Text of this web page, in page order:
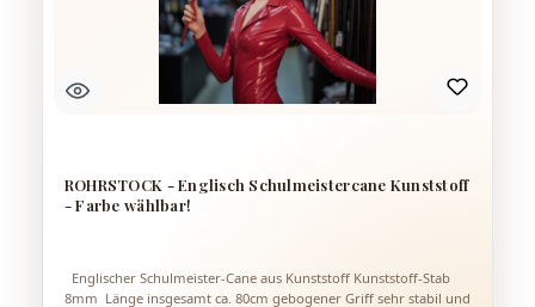
ROHRSTOCK - Englisch Schulmeistercane Kunststoff
- Farbe wählbar!
Englischer Schulmeister-Cane aus Kunststoff Kunststoff-Stab
8mm Länge insgesamt ca. 80cm gebogener Griff sehr stabil und